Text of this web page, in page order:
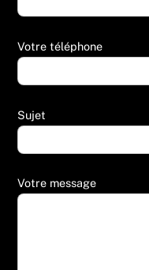
Votre téléphone
Sujet
Votre message